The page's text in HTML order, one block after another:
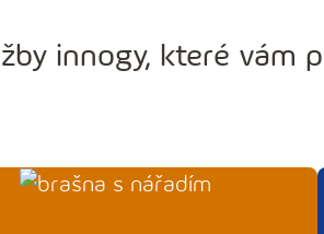
innogy, které vám